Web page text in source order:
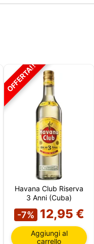
OFFERTA!!
Havana Club Riserva
3 Anni (Cuba)
-7% 12,95 €
Aggiungi al
carrello